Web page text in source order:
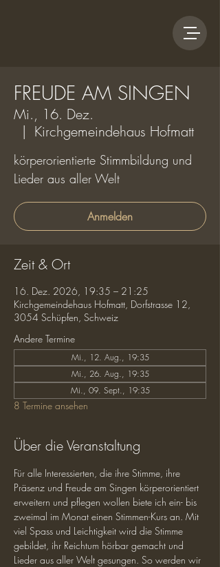
FREUDE AM SINGEN
Mi., 16. Dez.
  |
Kirchgemeindehaus Hofmatt
körperorientierte Stimmbildung und
Lieder aus aller Welt
Anmelden
Zeit & Ort
16. Dez. 2026, 19:35 – 21:25
Kirchgemeindehaus Hofmatt, Dorfstrasse 12,
3054 Schüpfen, Schweiz
Andere Termine
Mi., 12. Aug., 19:35
Mi., 26. Aug., 19:35
Mi., 09. Sept., 19:35
8 Termine ansehen
Über die Veranstaltung
Für alle Interessierten, die ihre Stimme, ihre
Präsenz und Freude am Singen körperorientiert
erweitern und pflegen wollen biete ich ein- bis
zweimal im Monat einen Stimmen-Kurs an. Mit
viel Spass und Leichtigkeit wird die Stimme
gebildet, ihr Reichtum hörbar gemacht und
Lieder aus aller Welt gesungen. So werden wir